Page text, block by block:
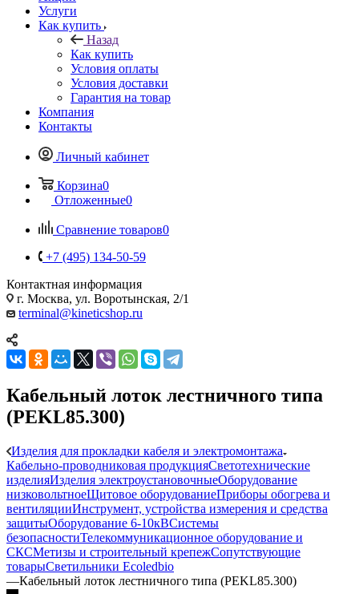
Услуги
Как купить
Назад
Как купить
Условия оплаты
Условия доставки
Гарантия на товар
Компания
Контакты
Личный кабинет
Корзина0
Отложенные0
Сравнение товаров0
+7 (495) 134-50-59
Контактная информация
г. Москва, ул. Воротынская, 2/1
terminal@kineticshop.ru
Кабельный лоток лестничного типа
(PEKL85.300)
Изделия для прокладки кабеля и электромонтажа
Кабельно-проводниковая продукцияСветотехнические
изделияИзделия электроустановочныеОборудование
низковольтноеЩитовое оборудованиеПриборы обогрева и
вентиляцииИнструмент, устройства измерения и средства
защитыОборудование 6-10кВСистемы
безопасностиТелекоммуникационное оборудование и
СКСМетизы и строительный крепежСопутствующие
товарыСветильники Ecoledbio
—Кабельный лоток лестничного типа (PEKL85.300)